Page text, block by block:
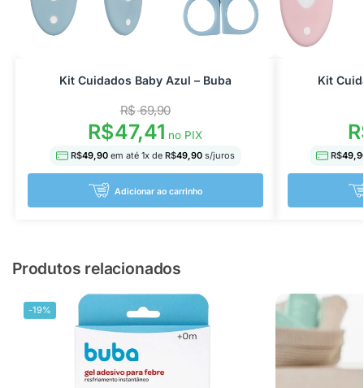
Kit Cuidados Baby Azul – Buba
R$69,90
R$47,41 no PIX
R$49,90 em até 1x de R$49,90s/juros
Adicionar ao carrinho
Kit
R$
Produtos relacionados
-19%